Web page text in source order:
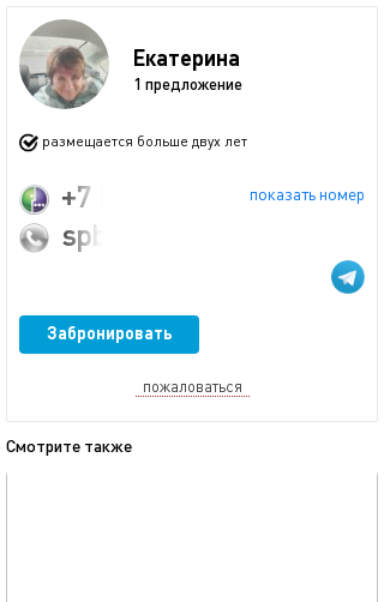
Екатерина
1 предложение
размещается больше двух лет
показать номер
+7 (931) 577-57-87
spbwelcom@bk.ru
Забронировать
пожаловаться
Смотрите также